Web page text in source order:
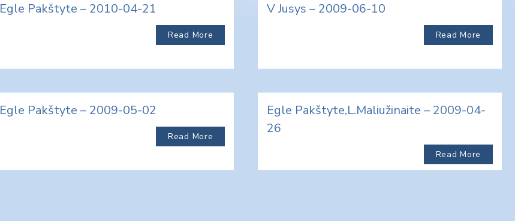
Egle Pakštyte – 2010-04-21
Read More
V Jusys – 2009-06-10
Read More
Egle Pakštyte – 2009-05-02
Read More
Egle Pakštyte,L.Maliužinaite – 2009-04-
26
Read More